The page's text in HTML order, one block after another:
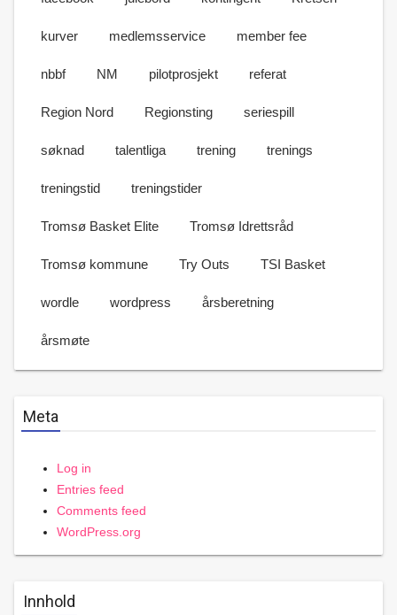
kurver medlemsservice member fee
nbbf NM pilotprosjekt referat
Region Nord Regionsting seriespill
søknad talentliga trening trenings
treningstid treningstider
Tromsø Basket Elite Tromsø Idrettsråd
Tromsø kommune Try Outs TSI Basket
wordle wordpress årsberetning
årsmøte
Meta
Log in
Entries feed
Comments feed
WordPress.org
Innhold